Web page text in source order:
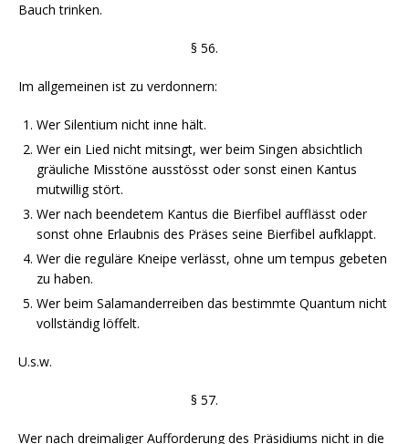
Bauch trinken.
§ 56.
Im allgemeinen ist zu verdonnern:
Wer Silentium nicht inne hält.
Wer ein Lied nicht mitsingt, wer beim Singen absichtlich
gräuliche Misstöne ausstösst oder sonst einen Kantus
mutwillig stört.
Wer nach beendetem Kantus die Bierfibel aufflässt oder
sonst ohne Erlaubnis des Präses seine Bierfibel aufklappt.
Wer die reguläre Kneipe verlässt, ohne um tempus gebeten
zu haben.
Wer beim Salamanderreiben das bestimmte Quantum nicht
vollständig löffelt.
U.s.w.
§ 57.
Wer nach dreimaliger Aufforderung des Präsidiums nicht in die